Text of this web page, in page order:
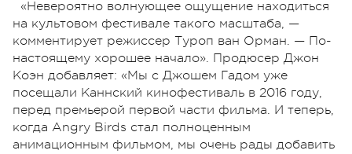
«Невероятно волнующее ощущение находиться
на культовом фестивале такого масштаба, —
комментирует режиссер Туроп ван Орман. — По-
настоящему хорошее начало». Продюсер Джон
Коэн добавляет: «Мы с Джошем Гадом уже
посещали Каннский кинофестиваль в 2016 году,
перед премьерой первой части фильма. И теперь,
когда Angry Birds стал полноценным
анимационным фильмом, мы очень рады добавить